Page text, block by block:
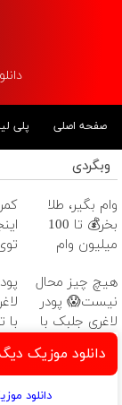
دانلود
صفحه اصلی پلی
وبگردی
وام بگیر، طلا
بخر💰 تا 100
میلیون وام
ضامن
هیچ چیز محال
نیست😱 پودر
لاغری جلبک با
تخفیف
منتظرته!
با
😊
دانلود موزیک
دانلود